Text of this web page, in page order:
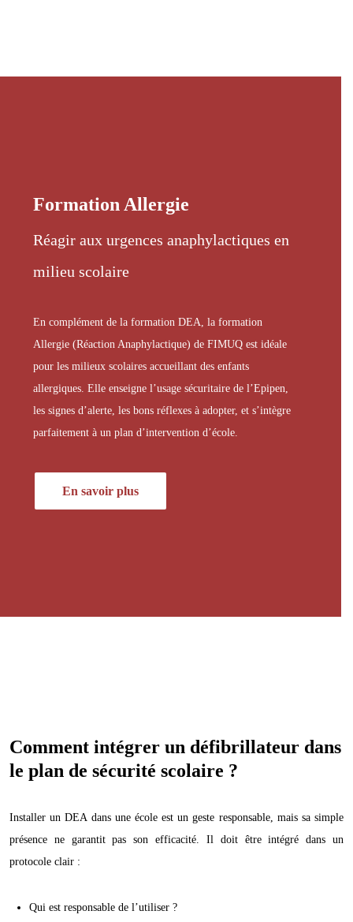
Formation Allergie
Réagir aux urgences anaphylactiques en
milieu scolaire
En complément de la formation DEA, la formation
Allergie (Réaction Anaphylactique) de FIMUQ est idéale
pour les milieux scolaires accueillant des enfants
allergiques. Elle enseigne l’usage sécuritaire de l’Epipen,
les signes d’alerte, les bons réflexes à adopter, et s’intègre
parfaitement à un plan d’intervention d’école.
En savoir plus
Comment intégrer un défibrillateur dans
le plan de sécurité scolaire ?
Installer un DEA dans une école est un geste responsable, mais sa simple
présence ne garantit pas son efficacité. Il doit être intégré dans un
protocole clair :
Qui est responsable de l’utiliser ?